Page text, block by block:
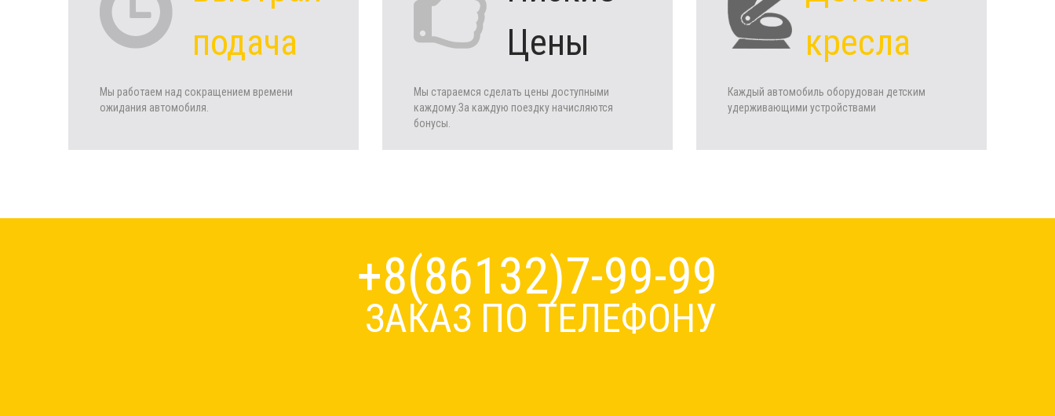
подача
Мы работаем над сокращением времени
ожидания автомобиля.
Цены
Мы стараемся сделать цены доступными
каждому.За каждую поездку начисляются
бонусы.
кресла
Каждый автомобиль оборудован детским
удерживающими устройствами
+8(86132)7-99-99
ЗАКАЗ ПО ТЕЛЕФОНУ